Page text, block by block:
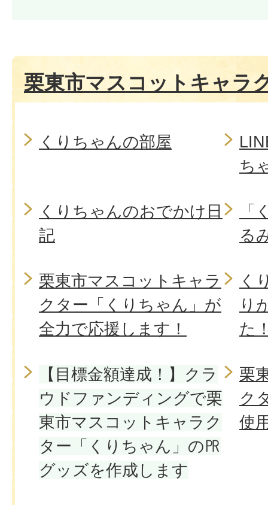
栗東市マスコットキャラ
くりちゃんの部屋
ち
くりちゃんのおでかけ日
記
「
る
栗東市マスコットキャラ
クター「くりちゃん」が
全力で応援します！
く
り
た
【目標金額達成！】クラ
ウドファンディングで栗
東市マスコットキャラク
ター「くりちゃん」の㏚
グッズを作成します
栗
ク
使